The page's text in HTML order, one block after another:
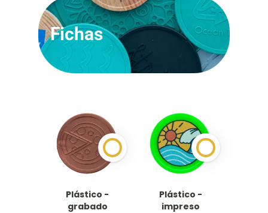
Fichas
Plástico -
grabado
Plástico -
impreso